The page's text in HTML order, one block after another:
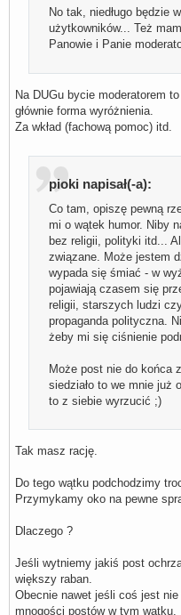
No tak, niedługo będzie
użytkowników... Też
Panowie i Panie
Na DUGu bycie moderatorem
głównie forma wyróżnienia.
Za wkład (fachową pomoc) itd.
pioki napisał(-a):
Co tam, opiszę pewną
mi o wątek humor. Niby
bez religii, polityki itd...
związane. Może jestem
wypada się śmiać - w
pojawiają czasem się
religii, starszych ludzi
propaganda polityczna.
żeby mi się ciśnienie
Może post nie do końca
siedziało to we mnie już
to z siebie wyrzucić ;)
Tak masz rację.
Do tego wątku podchodzimy
Przymykamy oko na pewne
Dlaczego ?
Jeśli wytniemy jakiś post
większy raban.
Obecnie nawet jeśli coś jest
mnogości postów w tym wątku.